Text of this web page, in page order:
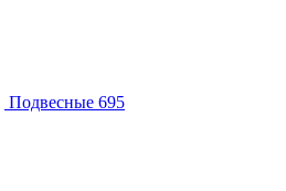
Подвесные 695